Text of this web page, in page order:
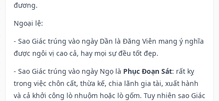
đương.
Ngoại lệ:
- Sao Giác trúng vào ngày Dần là Đăng Viên mang ý nghĩa
được ngôi vị cao cả, hay mọi sự đều tốt đẹp.
- Sao Giác trúng vào ngày Ngọ là Phục Đoạn Sát: rất kỵ
trong việc chôn cất, thừa kế, chia lãnh gia tài, xuất hành
và cả khởi công lò nhuộm hoặc lò gốm. Tuy nhiên sao Giác